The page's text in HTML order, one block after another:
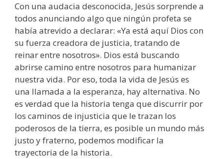
Con una audacia desconocida, Jesús sorprende a
todos anunciando algo que ningún profeta se
había atrevido a declarar: «Ya está aquí Dios con
su fuerza creadora de justicia, tratando de
reinar entre nosotros». Dios está buscando
abrirse camino entre nosotros para humanizar
nuestra vida. Por eso, toda la vida de Jesús es
una llamada a la esperanza, hay alternativa. No
es verdad que la historia tenga que discurrir por
los caminos de injusticia que le trazan los
poderosos de la tierra, es posible un mundo más
justo y fraterno, podemos modificar la
trayectoria de la historia.